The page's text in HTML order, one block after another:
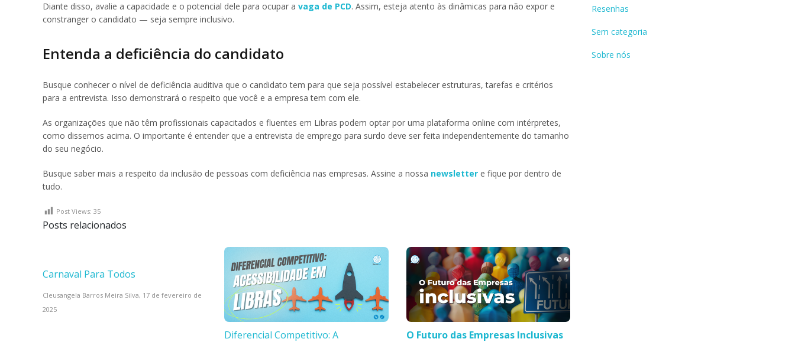
Diante disso, avalie a capacidade e o potencial dele para ocupar a vaga de PCD. Assim, esteja atento às dinâmicas para não expor e
constranger o candidato — seja sempre inclusivo.
Entenda a deficiência do candidato
Busque conhecer o nível de deficiência auditiva que o candidato tem para que seja possível estabelecer estruturas, tarefas e critérios
para a entrevista. Isso demonstrará o respeito que você e a empresa tem com ele.
As organizações que não têm profissionais capacitados e fluentes em Libras podem optar por uma plataforma online com intérpretes,
como dissemos acima. O importante é entender que a entrevista de emprego para surdo deve ser feita independentemente do tamanho
do seu negócio.
Busque saber mais a respeito da inclusão de pessoas com deficiência nas empresas. Assine a nossa newsletter e fique por dentro de
tudo.
Post Views: 35
Posts relacionados
Carnaval Para Todos
Cleusangela Barros Meira Silva, 17 de fevereiro de
2025
Diferencial Competitivo: A
O Futuro das Empresas Inclusivas
Resenhas
Sem categoria
Sobre nós